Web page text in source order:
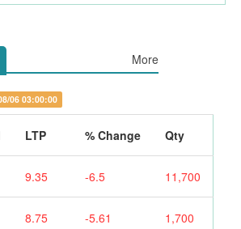
More
06 03:00:00
LTP % Change Qty
9.35 -6.5 11,700
8.75 -5.61 1,700